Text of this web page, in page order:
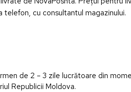
cu consultantul magazinului.
de 2 – 3 zile lucrătoare din
Republicii Moldova.